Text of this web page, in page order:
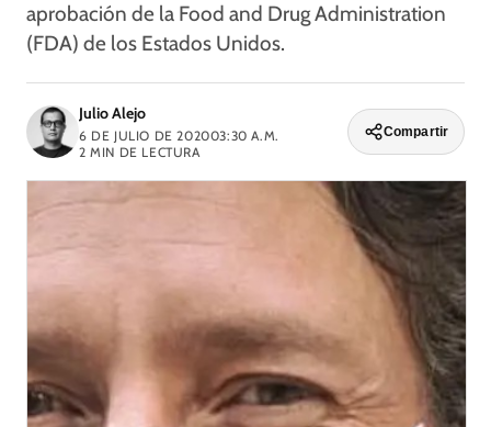
aprobación de la Food and Drug Administration
(FDA) de los Estados Unidos.
Julio Alejo
6 DE JULIO DE 202003:30 A.M.
2 MIN DE LECTURA
Compartir